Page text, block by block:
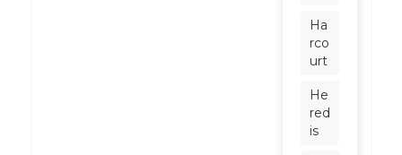
Ha
rco
urt
He
red
is